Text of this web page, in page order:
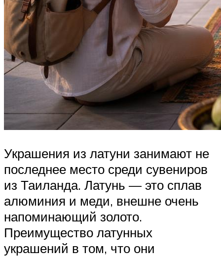
Украшения из латуни занимают не
последнее место среди сувениров
из Таиланда. Латунь — это сплав
алюминия и меди, внешне очень
напоминающий золото.
Преимущество латунных
украшений в том, что они